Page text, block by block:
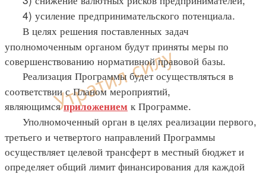
4) усиление предпринимательского потенциала.
В целях решения поставленных задач
уполномоченным органом будут приняты меры по
совершенствованию нормативной правовой базы.
Реализация Программы будет осуществляться в
соответствии с Планом мероприятий,
являющимсяприложением к Программе.
Уполномоченный орган в целях реализации первого,
третьего и четвертого направлений Программы
осуществляет целевой трансферт в местный бюджет и
определяет общий лимит финансирования для каждой